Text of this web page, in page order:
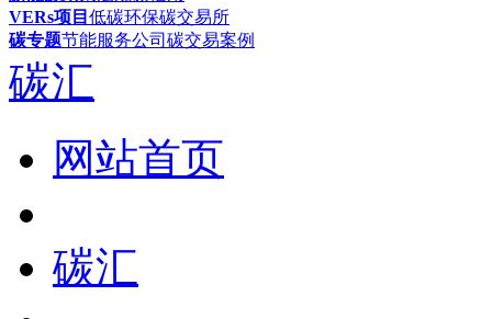
VERs项目 低碳环保碳交易所
碳专题节能服务公司 碳交易案例
碳汇
网站首页
碳汇